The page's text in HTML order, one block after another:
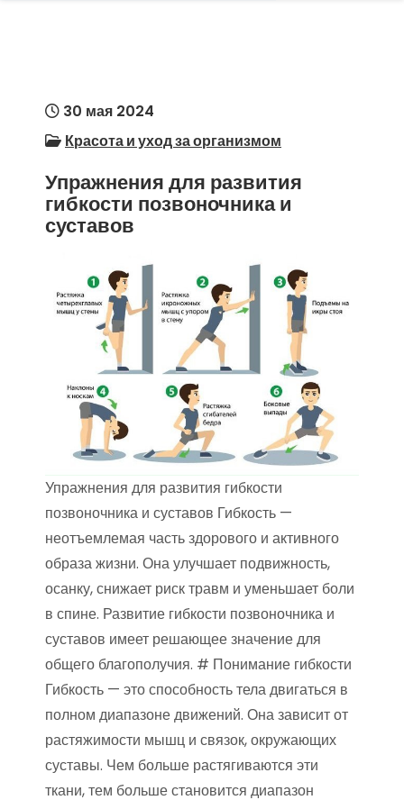
30 мая 2024
Красота и уход за организмом
Упражнения для развития
гибкости позвоночника и
суставов
Упражнения для развития гибкости
позвоночника и суставов Гибкость —
неотъемлемая часть здорового и активного
образа жизни. Она улучшает подвижность,
осанку, снижает риск травм и уменьшает боли
в спине. Развитие гибкости позвоночника и
суставов имеет решающее значение для
общего благополучия. # Понимание гибкости
Гибкость — это способность тела двигаться в
полном диапазоне движений. Она зависит от
растяжимости мышц и связок, окружающих
суставы. Чем больше растягиваются эти
ткани, тем больше становится диапазон